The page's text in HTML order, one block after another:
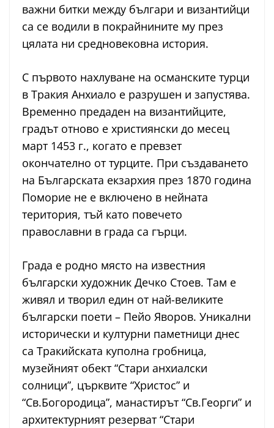
важни битки между българи и византийци
са се водили в покрайнините му през
цялата ни средновековна история.
С първото нахлуване на османските турци
в Тракия Анхиало е разрушен и запустява.
Временно предаден на византийците,
градът отново е християнски до месец
март 1453 г., когато е превзет
окончателно от турците. При създаването
на Българската екзархия през 1870 година
Поморие не е включено в нейната
територия, тъй като повечето
православни в града са гърци.
Града е родно място на известния
български художник Дечко Стоев. Там е
живял и творил един от най-великите
български поети – Пейо Яворов. Уникални
исторически и културни паметници днес
са Тракийската куполна гробница,
музейният обект “Стари анхиалски
солници”, църквите “Христос” и
“Св.Богородица”, манастирът “Св.Георги” и
архитектурният резерват “Стари